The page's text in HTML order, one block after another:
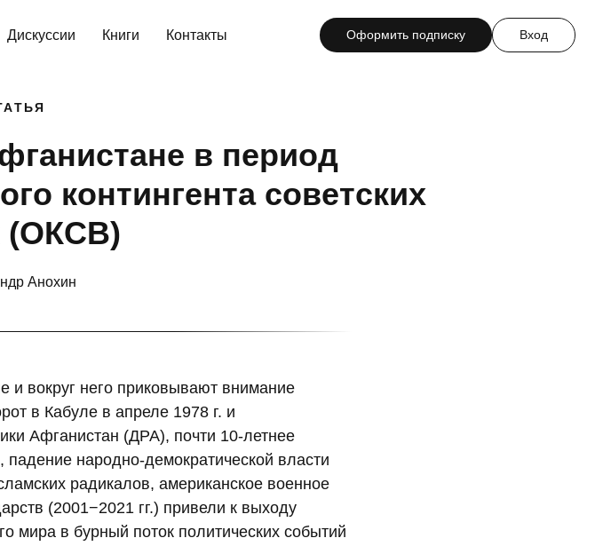
Дискуссии Книги Контакты Оформить подписку Вход
в период
контингента советских
(ОКСВ)
Анохин
и вокруг него приковывают внимание
в Кабуле в апреле 1978 г. и
Афганистан (ДРА), почти 10-летнее
народно-демократической власти
радикалов, американское военное
(2001−2021 гг.) привели к выходу
мира в бурный поток политических событий